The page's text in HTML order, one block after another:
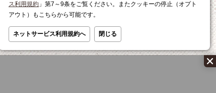
ス利用規約 」第7～9条をご覧ください。またクッキーの停止（オプト
アウト）もこちらから可能です。
ネットサービス利用規約へ 閉じる